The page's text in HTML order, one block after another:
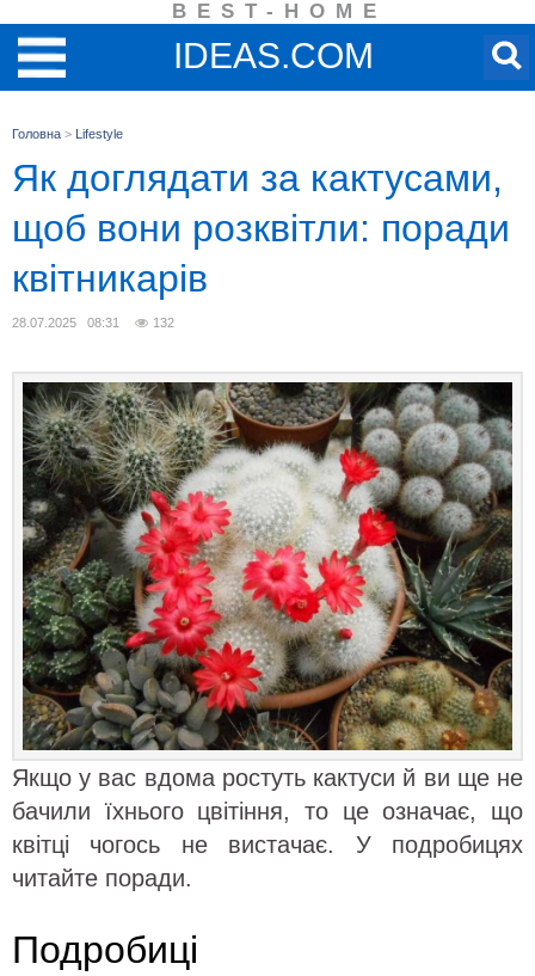
BEST-HOME
IDEAS.COM
Головна > Lifestyle
Як доглядати за кактусами,
щоб вони розквітли: поради
квітникарів
28.07.2025 08:31 132
Якщо у вас вдома ростуть кактуси й ви ще не
бачили їхнього цвітіння, то це означає, що
квітці чогось не вистачає. У подробицях
читайте поради.
Подробиці